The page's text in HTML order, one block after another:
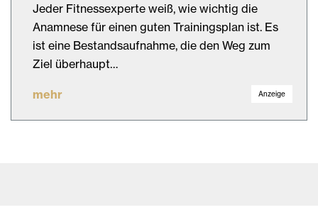
Jeder Fitnessexperte weiß, wie wichtig die
Anamnese für einen guten Trainingsplan ist. Es
ist eine Bestandsaufnahme, die den Weg zum
Ziel überhaupt…
mehr Anzeige